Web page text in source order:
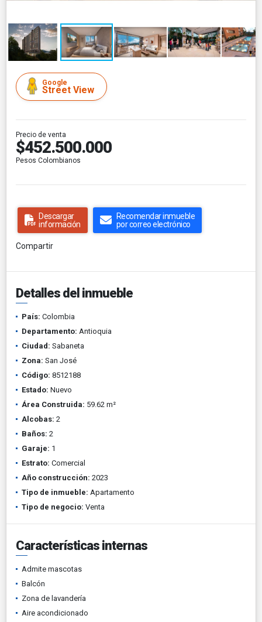
Google
Street View
Precio de venta
$452.500.000
Pesos Colombianos
Descargar
información
Recomendar inmueble
por correo electrónico
Compartir
Detalles del inmueble
País: Colombia
Departamento: Antioquia
Ciudad: Sabaneta
Zona: San José
Código: 8512188
Estado: Nuevo
Área Construida: 59.62 m²
Alcobas: 2
Baños: 2
Garaje: 1
Estrato: Comercial
Año construcción: 2023
Tipo de inmueble: Apartamento
Tipo de negocio: Venta
Características internas
Admite mascotas
Balcón
Zona de lavandería
Aire acondicionado